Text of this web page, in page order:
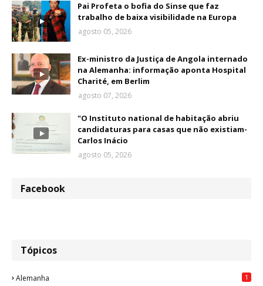
Pai Profeta o bofia do Sinse que faz
trabalho de baixa visibilidade na Europa
agosto 05, 2026
Ex-ministro da Justiça de Angola internado
na Alemanha: informação aponta Hospital
Charité, em Berlim
agosto 07, 2026
"O Instituto national de habitação abriu
candidaturas para casas que não existiam-
Carlos Inácio
agosto 05, 2026
Facebook
Tópicos
Alemanha 1